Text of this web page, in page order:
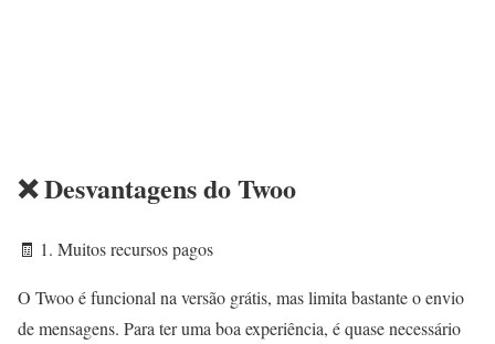
❌ Desvantagens do Twoo
🧾 1. Muitos recursos pagos
O Twoo é funcional na versão grátis, mas limita bastante o envio
de mensagens. Para ter uma boa experiência, é quase necessário